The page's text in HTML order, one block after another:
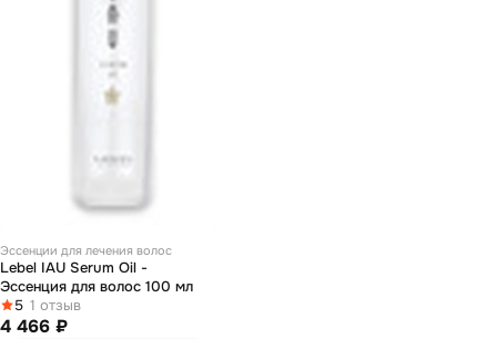
Эссенции для лечения волос
Lebel IAU Serum Oil -
Эссенция для волос 100 мл
5 1 отзыв
4 466 ₽